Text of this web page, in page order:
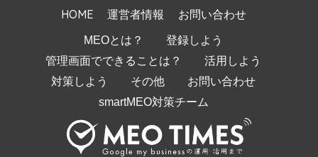
HOME 運営者情報 お問い合わせ
MEOとは？
登録しよう
管理画面でできることは？
活用しよう
対策しよう
その他
お問い合わせ
smartMEO対策チーム